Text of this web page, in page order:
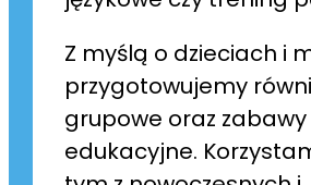
Z myślą o dzieciach i
przygotowujemy
grupowe oraz zabawy
edukacyjne.